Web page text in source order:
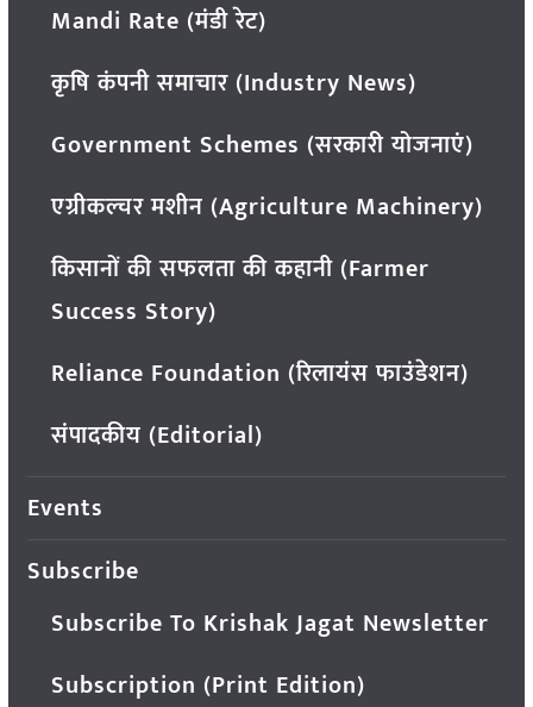
Mandi Rate (मंडी रेट)
कृषि कंपनी समाचार (Industry News)
Government Schemes (सरकारी योजनाएं)
एग्रीकल्चर मशीन (Agriculture Machinery)
किसानों की सफलता की कहानी (Farmer
Success Story)
Reliance Foundation (रिलायंस फाउंडेशन)
संपादकीय (Editorial)
Events
Subscribe
Subscribe To Krishak Jagat Newsletter
Subscription (Print Edition)